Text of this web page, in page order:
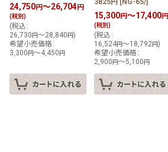
24,750円～26,704 円
(税別)
(税込 :
26,730 円～28,840 円)
希望小売価格 :
3,300 円～4,450 円
3825円 NG-65/]
15,300円～17,400円
(税別)
(税込 :
16,524円～18,792 円)
希望小売価格 :
2,900 円～5,100 円